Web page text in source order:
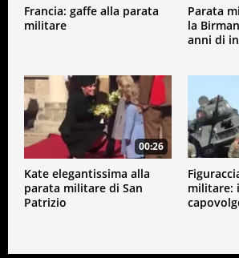
Francia: gaffe alla parata
militare
Parata
la
anni di
00:26
Kate elegantissima alla
parata militare di San
Patrizio
militare: